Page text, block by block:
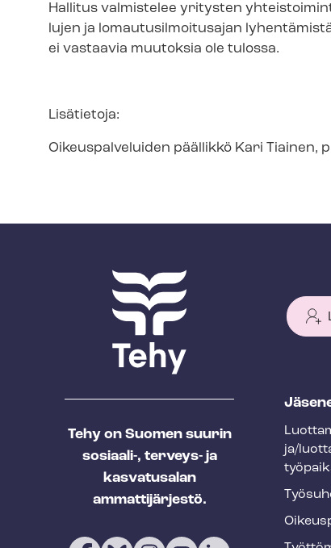
Hallitus valmistelee yritysten
lu­jen ja lo­mau­tusil­moi­tusa­jan
ei vastaavia muutoksia ole tulossa.
Lisätietoja:
Oikeuspalveluiden päällikkö Kari Tiainen,
Tehy on Suomen suurin
sosiaali-, terveys- ja
kasvatusalan
ammattijärjestö.
T
h
y
f
o
ja/